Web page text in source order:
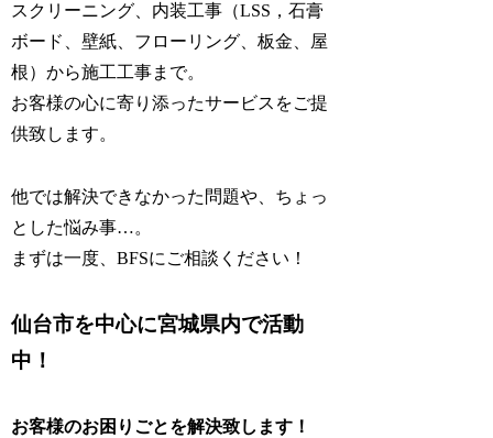
スクリーニング、内装工事（LSS，石膏
ボード、壁紙、フローリング、板金、屋
根）から施工工事まで。
お客様の心に寄り添ったサービスをご提
供致します。
他では解決できなかった問題や、ちょっ
とした悩み事…。
まずは一度、BFSにご相談ください！
仙台市を中心に宮城県内で活動
中！
お客様のお困りごとを解決致します！